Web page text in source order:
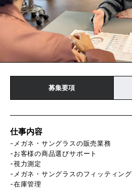
募集要項
仕事内容
-メガネ・サングラスの販売業務
-お客様の商品選びサポート
-視力測定
-メガネ・サングラスのフィッティング
-在庫管理